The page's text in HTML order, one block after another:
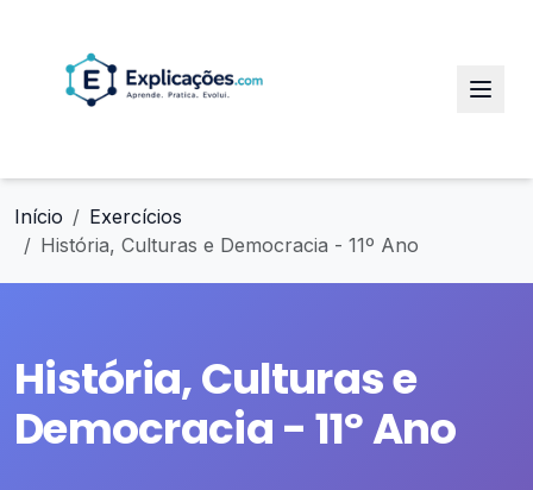
Início
Exercícios
História, Culturas e Democracia - 11º Ano
História, Culturas e
Democracia - 11º Ano